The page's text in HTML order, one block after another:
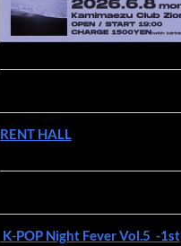
RENT HALL
K-POP Night Fever Vol.5 -1st